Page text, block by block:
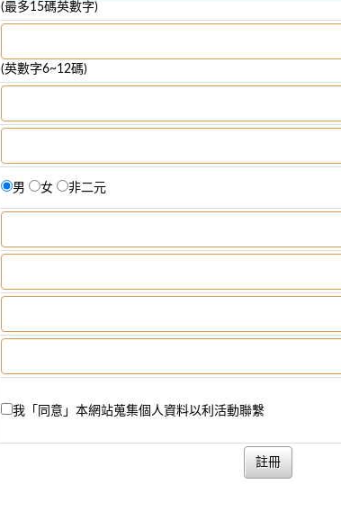
(最多15碼英數字)
(英數字6~12碼)
男 女 非二元
我「同意」本網站蒐集個人資料以利活動聯繫